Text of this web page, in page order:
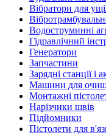
Вібратори для
Водоструминні
Гідравлічний
Генератори
Запчастини
Зарядні станції і
Машини для
Монтажні
Нарізчики швів
Підйомники
Пістолети для